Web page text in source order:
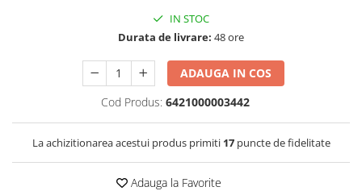
IN STOC
Durata de livrare: 48 ore
ADAUGA IN COS
Cod Produs: 6421000003442
La achizitionarea acestui produs primiti 17puncte de fidelitate
Adauga la Favorite